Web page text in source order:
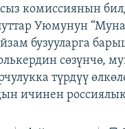
комиссиянын
Уюмунун
бузууларга
сөзүнчө,
түрдүү
ичинен